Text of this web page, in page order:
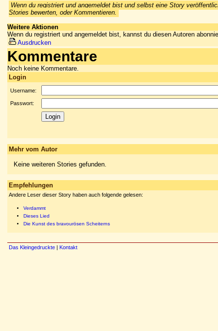
Wenn du registriert und angemeldet bist und selbst eine Story
Stories bewerten, oder Kommentieren.
Weitere Aktionen
Wenn du registriert und angemeldet bist, kannst du diesen Autoren
Ausdrucken
Kommentare
Noch keine Kommentare.
Login
Username:
Passwort:
Mehr vom Autor
Keine weiteren Stories gefunden.
Empfehlungen
Andere Leser dieser Story haben auch folgende gelesen:
Verdammt
Dieses Lied
Die Kunst des bravourösen Scheiterns
Das Kleingedruckte | Kontakt